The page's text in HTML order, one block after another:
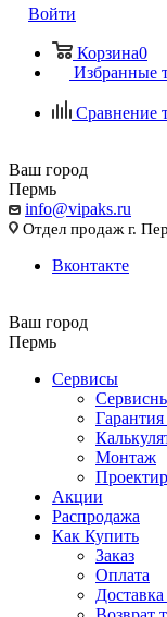
Войти
Корзина0
Избранные
Сравнение
Ваш город
Пермь
info@vipaks.ru
Отдел продаж г.
Вконтакте
Ваш город
Пермь
Сервисы
Монтаж
Акции
Распродажа
Как Купить
Заказ
Оплата
Доставка